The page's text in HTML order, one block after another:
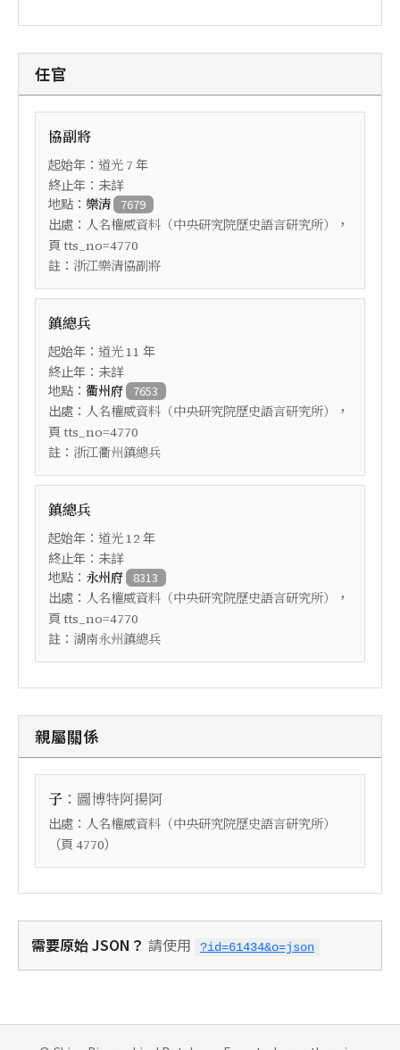
任官
協副將
起始年： 道光 7 年
終止年：未詳
地點： 樂清 7679
出處： 人名權威資料（中央研究院歷史語言研究所）
，
頁 tts_no=4770
註： 浙江樂清協副將
鎮總兵
起始年： 道光11 年
終止年：未詳
地點： 衢州府 7653
出處： 人名權威資料（中央研究院歷史語言研究所）
，
頁 tts_no=4770
註： 浙江衢州鎮總兵
鎮總兵
起始年： 道光12 年
終止年：未詳
地點： 永州府 8313
出處： 人名權威資料（中央研究院歷史語言研究所）
，
頁 tts_no=4770
註： 湖南永州鎮總兵
親屬關係
子 ： 圖博特阿揚阿
出處： 人名權威資料（中央研究院歷史語言研究所）
（頁 4770）
需要原始 JSON？ 請使用 ?id=61434&o=json